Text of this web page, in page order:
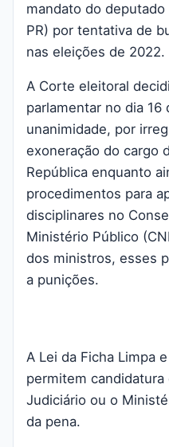
mandato do
PR) por tentativa de
nas eleições de 2022.
A Corte eleitoral
parlamentar no dia 16
unanimidade, por
exoneração do cargo
República enquanto
procedimentos para
disciplinares no
Ministério Público
dos ministros, esses
a punições.
A Lei da Ficha Limpa
permitem
Judiciário ou o
da pena.